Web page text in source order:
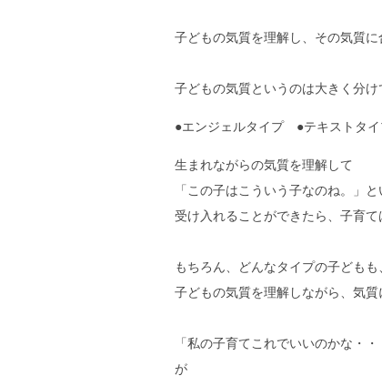
子どもの気質を理解し、その気質
子どもの気質というのは大きく分け
●エンジェルタイプ ●テキストタ
生まれながらの気質を理解して
「この子はこういう子なのね。」
受け入れることができたら、子育て
もちろん、どんなタイプの子ども
子どもの気質を理解しながら、気
「私の子育てこれでいいのかな・・
が